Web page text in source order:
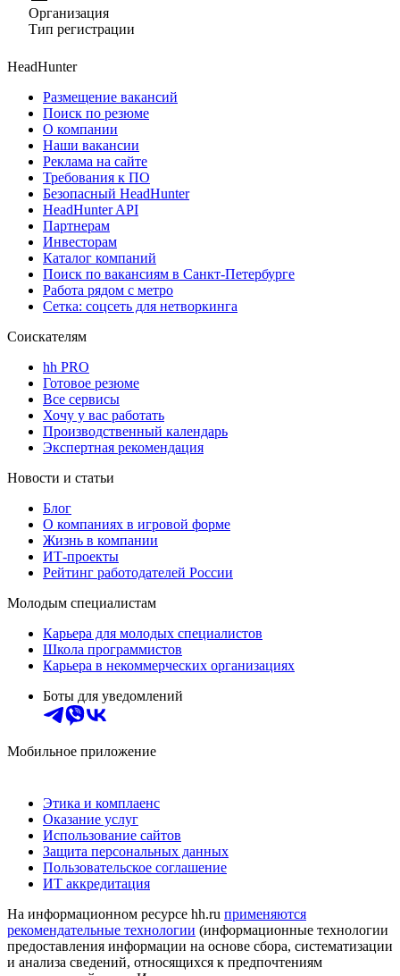
Организация
Тип регистрации
HeadHunter
Размещение вакансий
Поиск по резюме
О компании
Наши вакансии
Реклама на сайте
Требования к ПО
Безопасный HeadHunter
HeadHunter API
Партнерам
Инвесторам
Каталог компаний
Поиск по вакансиям в Санкт-Петербурге
Работа рядом с метро
Сетка: соцсеть для нетворкинга
Соискателям
hh PRO
Готовое резюме
Все сервисы
Хочу у вас работать
Производственный календарь
Экспертная рекомендация
Новости и статьи
Блог
О компаниях в игровой форме
Жизнь в компании
ИТ-проекты
Рейтинг работодателей России
Молодым специалистам
Карьера для молодых специалистов
Школа программистов
Карьера в некоммерческих организациях
Боты для уведомлений
Мобильное приложение
Этика и комплаенс
Оказание услуг
Использование сайтов
Защита персональных данных
Пользовательское соглашение
ИТ аккредитация
На информационном ресурсе hh.ru применяются
рекомендательные технологии (информационные технологии
предоставления информации на основе сбора, систематизации
и анализа сведений, относящихся к предпочтениям